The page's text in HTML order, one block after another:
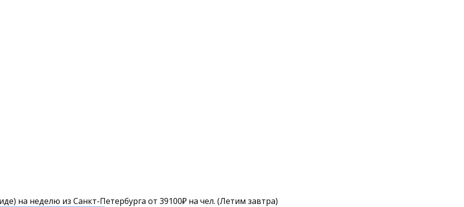
на неделю из Санкт-Петербурга от 39100₽ на чел. (Летим завтра)